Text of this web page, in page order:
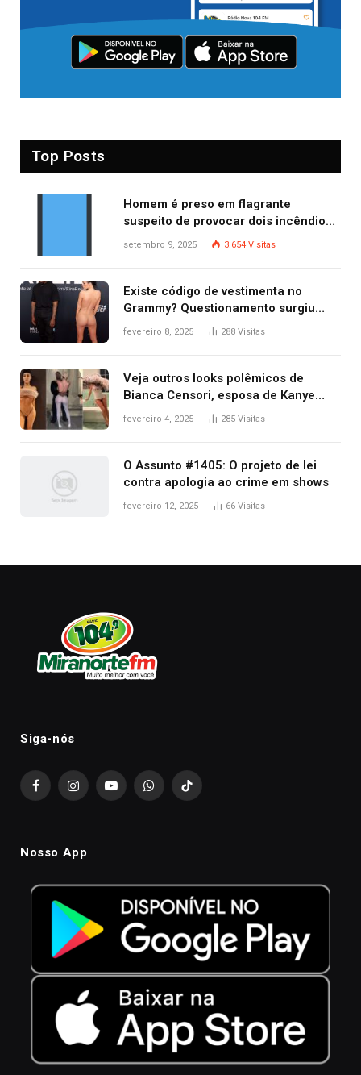
Top Posts
Homem é preso em flagrante
suspeito de provocar dois incêndios
criminosos no mesmo dia
setembro 9, 2025 3.654 Visitas
Existe código de vestimenta no
Grammy? Questionamento surgiu
após Bianca Censori, mulher de
fevereiro 8, 2025 288 Visitas
Veja outros looks polêmicos de
Bianca Censori, esposa de Kanye
West que apareceu nua no Grammy
fevereiro 4, 2025 285 Visitas
O Assunto #1405: O projeto de lei
contra apologia ao crime em shows
fevereiro 12, 2025 66 Visitas
Siga-nós
FacebookInstagramYouTubeWhatsAppTikTok
Nosso App